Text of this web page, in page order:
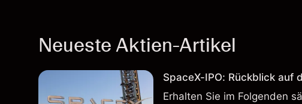
Neueste Aktien-Artikel
SpaceX-IPO: Rückblick auf
Erhalten Sie im Folgenden